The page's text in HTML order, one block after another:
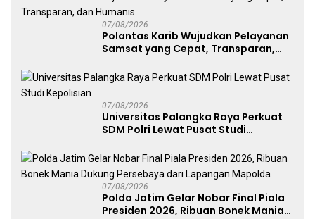
07/08/2026
Polantas Karib Wujudkan Pelayanan
Samsat yang Cepat, Transparan,
07/08/2026
Universitas Palangka Raya Perkuat
SDM Polri Lewat Pusat Studi
07/08/2026
Polda Jatim Gelar Nobar Final Piala
Presiden 2026, Ribuan Bonek Mania